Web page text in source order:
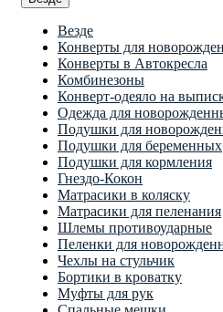
Везде
Конверты для
Конверты в Автокресла
Комбинезоны
Конверт-одеяло на
Одежда для
Подушки для
Подушки для беременных
Подушки для кормления
Гнездо-Кокон
Матрасики в коляску
Матрасики для пеленания
Шлемы противоударные
Пеленки для
Чехлы на стульчик
Бортики в кроватку
Муфты для рук